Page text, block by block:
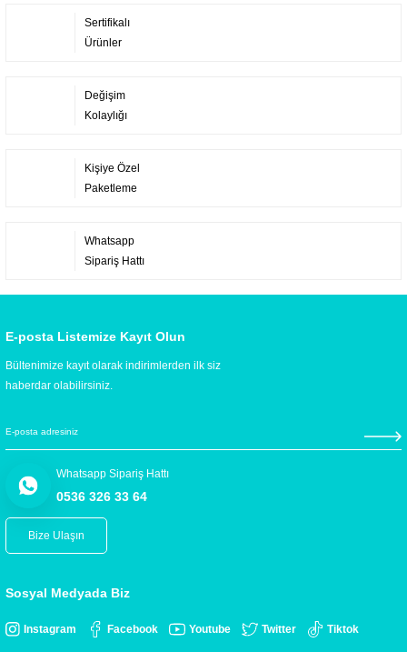
Sertifikalı
Ürünler
Değişim
Kolaylığı
Kişiye Özel
Paketleme
Whatsapp
Sipariş Hattı
E-posta Listemize Kayıt Olun
Bültenimize kayıt olarak indirimlerden ilk siz
haberdar olabilirsiniz.
Whatsapp Sipariş Hattı
0536 326 33 64
Bize Ulaşın
Sosyal Medyada Biz
Instagram Facebook Youtube Twitter Tiktok